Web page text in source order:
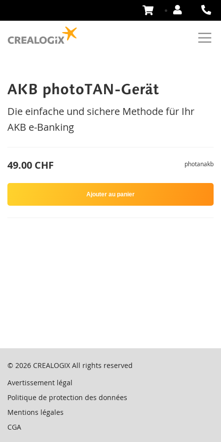
Aller
AKB photoTAN-Gerät
Die einfache und sichere Methode für Ihr
AKB e-Banking
49.00 CHF photanakb
Ajouter au panier
© 2026 CREALOGIX All rights reserved
Avertissement légal
Politique de protection des données
Mentions légales
CGA